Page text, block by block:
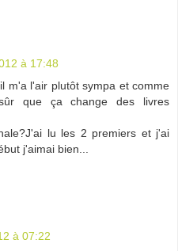
à 17:48
m'a l'air plutôt sympa et comme
que ça change des livres
lu les 2 premiers et j'ai
j'aimai bien...
à 07:22